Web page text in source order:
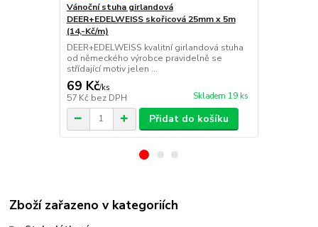
Vánoční stuha girlandová
DEER+EDELWEISS skořicová 25mm x 5m
(14,-Kč/m)
DEER+EDELWEISS kvalitní girlandová stuha
od německého výrobce pravidelně se
střídající motiv jelen ...
69 Kč/ks
57 Kč bez DPH Skladem 19 ks
Přidat do košíku
Zboží zařazeno v kategoriích